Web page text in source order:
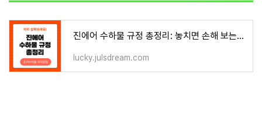
진에어 수하물 규정 총정리: 놓치면 손해 보는 핵심 정보!
lucky.julsdream.com